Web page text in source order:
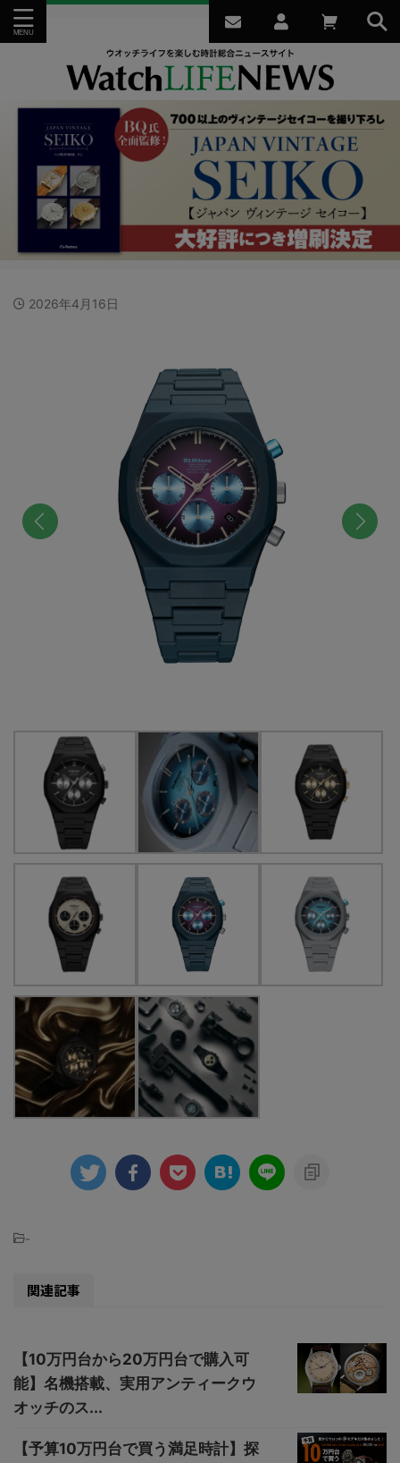
2026年4月16日
-
関連記事
【10万円台から20万円台で購入可
能】名機搭載、実用アンティークウ
オッチのス...
【予算10万円台で買う満足時計】探